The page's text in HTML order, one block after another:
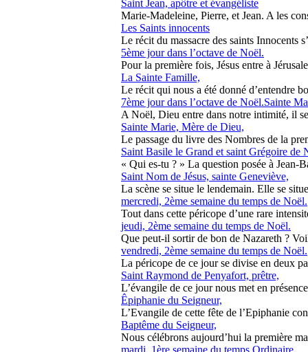
Saint Jean, apôtre et évangéliste
Marie-Madeleine, Pierre, et Jean. A les
Les Saints innocents
Le récit du massacre des saints Innocents
5ème jour dans l’octave de Noël.
Pour la première fois, Jésus entre à
La Sainte Famille,
Le récit qui nous a été donné d’entendre
7ème jour dans l’octave de Noël.Sainte
A Noël, Dieu entre dans notre intimité, il
Sainte Marie, Mère de Dieu,
Le passage du livre des Nombres de la
Saint Basile le Grand et saint Grégoire de
« Qui es-tu ? » La question posée à Jean-
Saint Nom de Jésus, sainte Geneviève,
La scène se situe le lendemain. Elle se
mercredi, 2ème semaine du temps de Noël.
Tout dans cette péricope d’une rare
jeudi, 2ème semaine du temps de Noël.
Que peut-il sortir de bon de Nazareth ?
vendredi, 2ème semaine du temps de Noël.
La péricope de ce jour se divise en deux
Saint Raymond de Penyafort, prêtre,
L’évangile de ce jour nous met en
Êpiphanie du Seigneur,
L’Evangile de cette fête de l’Epiphanie
Baptême du Seigneur,
Nous célébrons aujourd’hui la première
mardi, 1ère semaine du temps Ordinaire.